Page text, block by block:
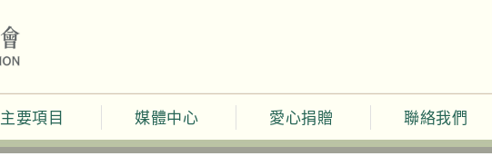
主要項目 媒體中心 愛心捐贈 聯絡我們